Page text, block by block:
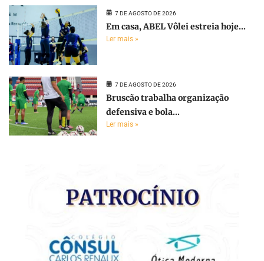
7 DE AGOSTO DE 2026
Em casa, ABEL Vôlei estreia hoje...
Ler mais »
7 DE AGOSTO DE 2026
Bruscão trabalha organização
defensiva e bola...
Ler mais »